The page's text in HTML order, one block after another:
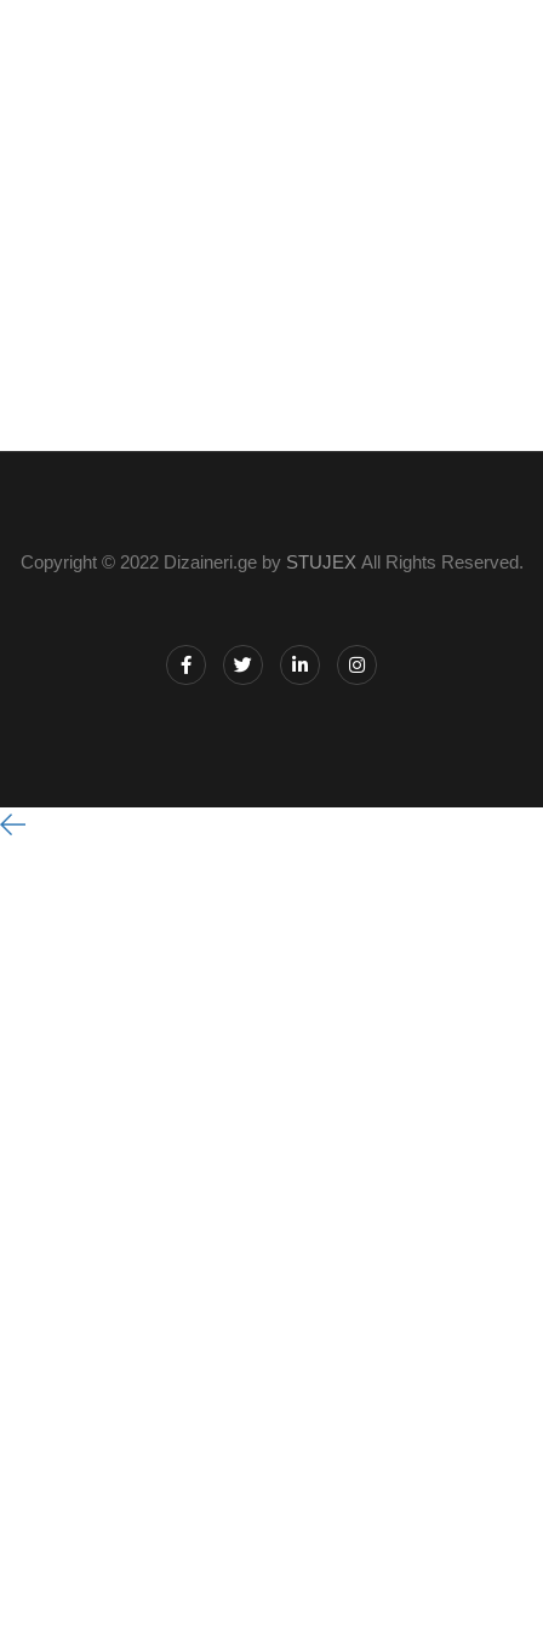
Copyright © 2022 Dizaineri.ge by STUJEX All Rights Reserved.